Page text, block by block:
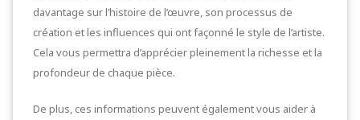
davantage sur l’histoire de l’œuvre, son processus de
création et les influences qui ont façonné le style de l’artiste.
Cela vous permettra d’apprécier pleinement la richesse et la
profondeur de chaque pièce.
De plus, ces informations peuvent également vous aider à